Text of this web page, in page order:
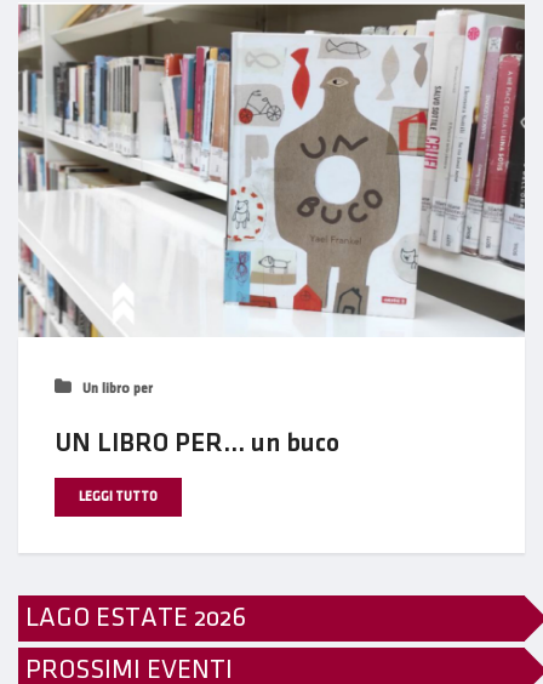
Un libro per
UN LIBRO PER… un buco
LEGGI TUTTO
LAGO ESTATE 2026
PROSSIMI EVENTI